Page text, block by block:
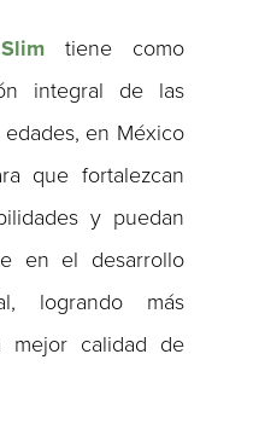
tiene como
integral de las
en México
que fortalezcan
y puedan
en el desarrollo
logrando más
mejor calidad de